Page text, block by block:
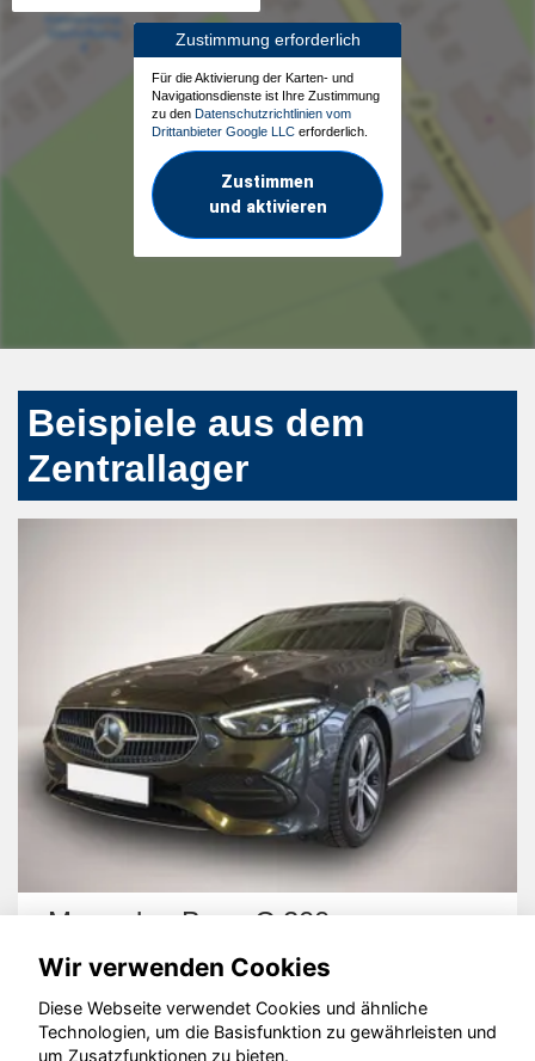
Zustimmung erforderlich
Für die Aktivierung der Karten- und
Navigationsdienste ist Ihre Zustimmung
zu den Datenschutzrichtlinien vom
Drittanbieter Google LLC erforderlich.
Zustimmen
und aktivieren
Beispiele aus dem
Zentrallager
Mercedes-Benz C 200
© konjunkturmotor.de GmbH 2020 - 2026
Wir verwenden Cookies
Diese Webseite verwendet Cookies und ähnliche
Technologien, um die Basisfunktion zu gewährleisten und
um Zusatzfunktionen zu bieten.